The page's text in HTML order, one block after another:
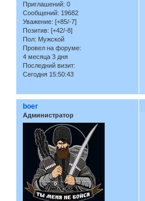
Приглашений: 0
Сообщений: 19682
Уважение: [+85/-7]
Позитив: [+42/-8]
Пол: Мужской
Провел на форуме:
4 месяца 3 дня
Последний визит:
Сегодня 15:50:43
boer
Администратор